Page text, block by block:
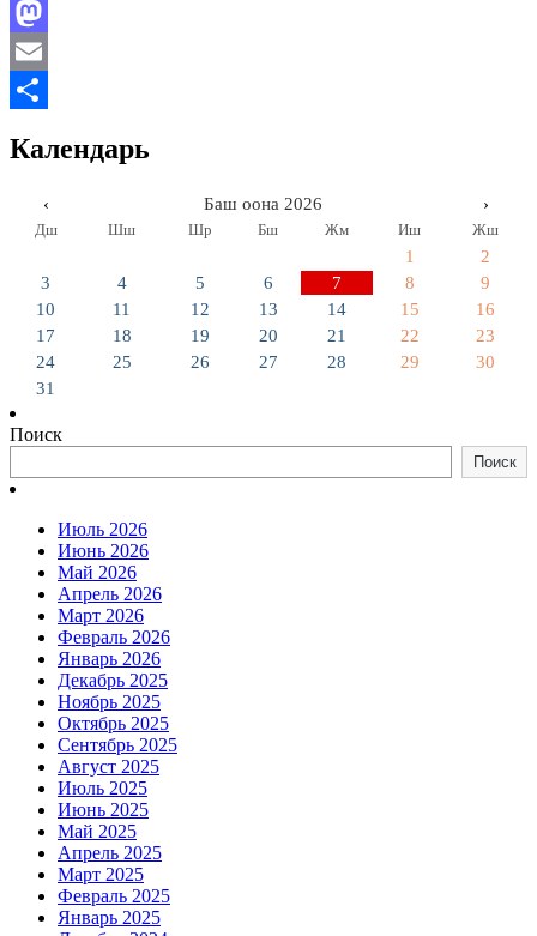
Facebook
Mastodon
Email
Календарь
‹ Баш оона 2026 ›
Дш Шш Шр Бш Жм Иш Жш
1
2
3
4 5 6 7 8
9
10
11 12 13 14 15
16
17
18 19 20 21 22
23
24
25 26 27 28 29
30
31
Поиск
Поиск
Июль 2026
Июнь 2026
Май 2026
Апрель 2026
Март 2026
Февраль 2026
Январь 2026
Декабрь 2025
Ноябрь 2025
Октябрь 2025
Сентябрь 2025
Август 2025
Июль 2025
Июнь 2025
Май 2025
Апрель 2025
Март 2025
Февраль 2025
Январь 2025